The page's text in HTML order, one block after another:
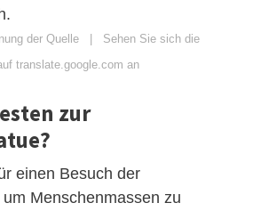
der Quelle | Sehen Sie sich die
translate.google.com an
zur
einen Besuch der
Menschenmassen zu